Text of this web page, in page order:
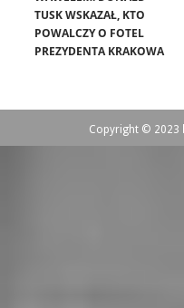
TUSK WSKAZAŁ, KTO
POWALCZY O FOTEL
PREZYDENTA KRAKOWA
Copyright © 2023